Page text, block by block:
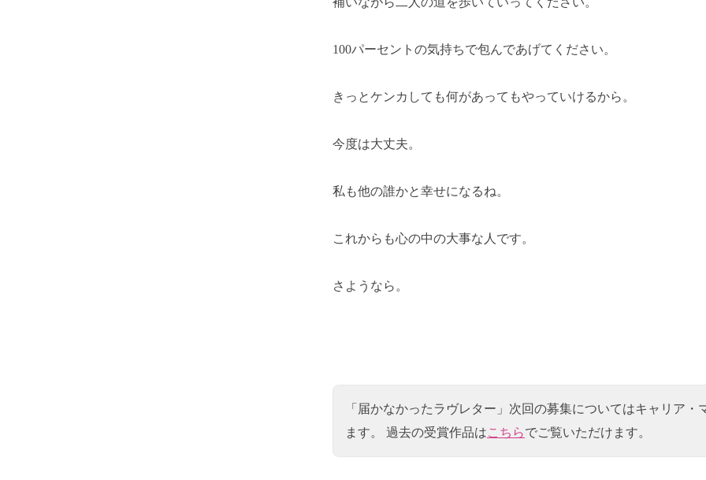
100パーセントの気持ちで包んであげてください。
きっとケンカしても何があってもやっていけるから。
今度は大丈夫。
私も他の誰かと幸せになるね。
これからも心の中の大事な人です。
さようなら。
「届かなかったラヴレター」次回の募集についてはキャリア
ます。 過去の受賞作品はこちらでご覧いただけます。